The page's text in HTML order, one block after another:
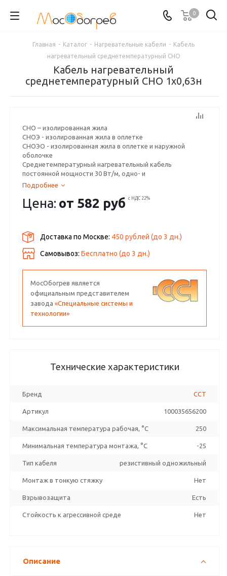
0
Главная - Каталог - Нагревательные кабели - Кабель
нагревательный среднетемпературный СНО
Кабель нагревательный
среднетемпературный СНО 1х0,63н
СНО – изолированная жила
СНОЭ - изолированная жила в оплетке
СНОЭО - изолированная жила в оплетке и наружной
оболочке
Среднетемпературный нагревательный кабель
постоянной мощности 30 Вт/м, одно- и
многопроволочные жилы из различных металлов и
фторопластовые пленки, экран – оплетка из медных
луженых проволок.
трубопроводов и арматуры, резервуаров, сосудов,
других емкостей, технологического оборудования; для
работы в составе нагревательных устройств и приборов,
Гарантия производителя – 3 года. Поставляется под
заказ.
Подробнее
Цена: от 582 руб с НДС 22%
Доставка по Москве: 450 рублей (до3 дн.)
Самовывоз:Бесплатно (до3 дн.)
МосОбогрев является
официальным представителем
завода«Специальные системы и
технологии»
Технические характеристики
Бренд ССТ
Артикул 100035656200
Максимальная температура рабочая, °C 250
Минимальная температура монтажа, °C -25
Тип кабеля резистивный одножильный
Монтаж в тонкую стяжку Нет
Взрывозащита Есть
Стойкость к агрессивной среде Нет
Описание